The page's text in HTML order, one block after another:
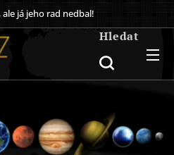
já jeho rad nedbal!
Hledat